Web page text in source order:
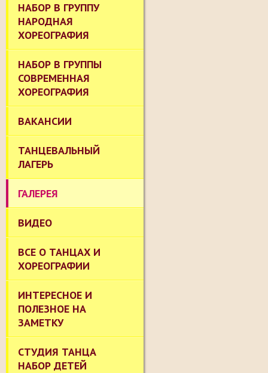
НАБОР В ГРУППУ
НАРОДНАЯ
ХОРЕОГРАФИЯ
НАБОР В ГРУППЫ
СОВРЕМЕННАЯ
ХОРЕОГРАФИЯ
ВАКАНСИИ
ТАНЦЕВАЛЬНЫЙ
ЛАГЕРЬ
ГАЛЕРЕЯ
ВИДЕО
ВСЕ О ТАНЦАХ И
ХОРЕОГРАФИИ
ИНТЕРЕСНОЕ И
ПОЛЕЗНОЕ НА
ЗАМЕТКУ
СТУДИЯ ТАНЦА
НАБОР ДЕТЕЙ